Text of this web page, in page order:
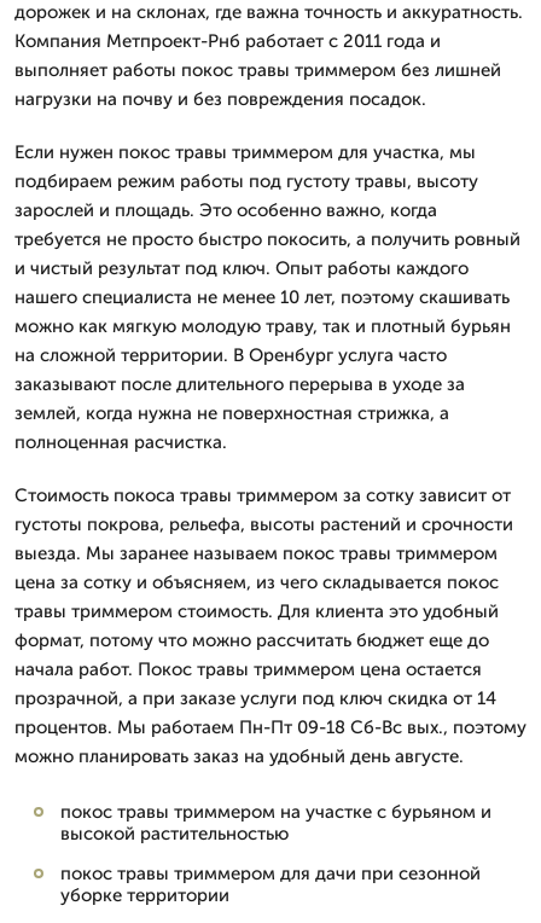
дорожек и на склонах, где важна точность и аккуратность.
Компания Метпроект-Рнб работает с 2011 года и
выполняет работы покос травы триммером без лишней
нагрузки на почву и без повреждения посадок.
Если нужен покос травы триммером для участка, мы
подбираем режим работы под густоту травы, высоту
зарослей и площадь. Это особенно важно, когда
требуется не просто быстро покосить, а получить ровный
и чистый результат под ключ. Опыт работы каждого
нашего специалиста не менее 10 лет, поэтому скашивать
можно как мягкую молодую траву, так и плотный бурьян
на сложной территории. В Оренбург услуга часто
заказывают после длительного перерыва в уходе за
землей, когда нужна не поверхностная стрижка, а
полноценная расчистка.
Стоимость покоса травы триммером за сотку зависит от
густоты покрова, рельефа, высоты растений и срочности
выезда. Мы заранее называем покос травы триммером
цена за сотку и объясняем, из чего складывается покос
травы триммером стоимость. Для клиента это удобный
формат, потому что можно рассчитать бюджет еще до
начала работ. Покос травы триммером цена остается
прозрачной, а при заказе услуги под ключ скидка от 14
процентов. Мы работаем Пн-Пт 09-18 Сб-Вс вых., поэтому
можно планировать заказ на удобный день августе.
покос травы триммером на участке с бурьяном и
высокой растительностью
покос травы триммером для дачи при сезонной
уборке территории